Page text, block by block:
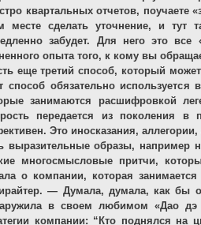
квартальных отчетов, поучаете
месте сделать уточнение, и тут
забудет. Для него это
опыта того, к кому вы
еще третий способ, который
способ обязательно
занимаются расшифровкой
передается из поколения
Это иносказания,
выразительные образы, например
многосмысловые притчи,
о компании, которая
— Думала, думала, как бы
в своем любимом «Дао дэ
компании: “Кто поднялся